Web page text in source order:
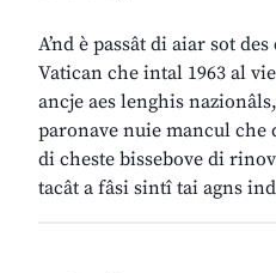
A’nd è passât di aiar sot
Vatican che intal 1963 al
ancje aes lenghis
paronave nuie mancul che
di cheste bissebove di
tacât a fâsi sintî tai agns